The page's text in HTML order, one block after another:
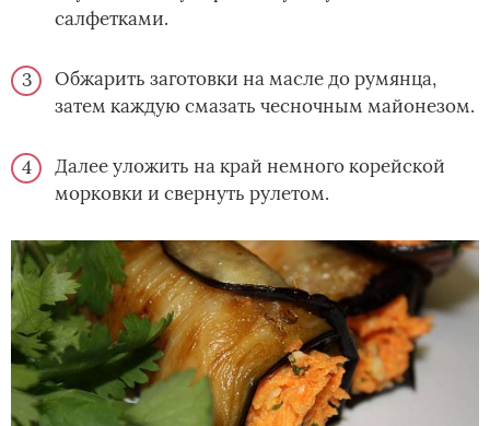
салфетками.
Обжарить заготовки на масле до румянца,
затем каждую смазать чесночным майонезом.
Далее уложить на край немного корейской
морковки и свернуть рулетом.